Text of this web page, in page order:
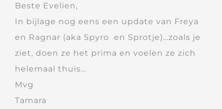
Beste Evelien,
In bijlage nog eens een update van Freya
en Ragnar (aka Spyro en Sprotje)…zoals je
ziet, doen ze het prima en voelen ze zich
helemaal thuis…
Mvg
Tamara